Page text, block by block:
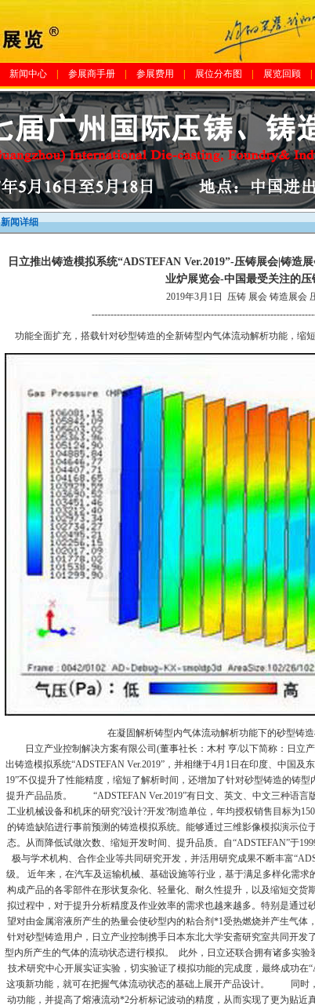
新闻中心 参展商手册| 参展费用 展位分布图 展览回顾
新闻详细
日立推出铸造模拟系统“ADSTEFAN Ver.2019”-压铸展会|铸造
业炉展览会-中国最受关注的压
2019年3月1日
压铸 展会 铸造展会
功能全面扩充，搭载针对砂型铸造的全新铸型内气体流动解析功能，缩
在凝固解析铸型内气体流动解析功能下的砂型铸
日立产业控制解决方案有限公司(董事社长：木村 亨/以下简称：日立产
出铸造模拟系统“ADSTEFAN Ver.2019”，并相继于4月1日在印度、中国及
19”不仅提升了性能精度，缩短了解析时间，还增加了针对砂型铸造的铸
提升产品品质。
“ADSTEFAN Ver.2019”有日文、英文、中文三种语言
工业机械设备和机床的研究?设计?开发?制造单位，年均授权销售目标为150
的铸造缺陷进行事前预测的铸造模拟系统。能够通过三维影像模拟演示位
态。从而降低试做次数、缩短开发时间、提升品质。自“ADSTEFAN”于
极与学术机构、合作企业等共同研究开发，并活用研究成果不断丰富
级。
近年来，在汽车及运输机械、基础设施等行业，基于满足多样化需
构成产品的各零部件在形状复杂化、轻量化、耐久性提升，以及缩短交货
拟过程中，对于提升分析精度及作业效率的需求也越来越多。特别是通过
望对由金属溶液所产生的热量会使砂型内的粘合剂*1受热燃烧并产生气体
针对砂型铸造用户，日立产业控制携手日本东北大学安斋研究室共同开发
型内所产生的气体的流动状态进行模拟。
此外，日立还联合拥有诸多实
技术研究中心开展实证实验，切实验证了模拟功能的完成度，最终成功在
这项新功能，就可在把握气体流动状态的基础上展开产品设计。
同时，
动功能，并提高了熔液流动*2分析标记波动的精度，从而实现了更为贴近